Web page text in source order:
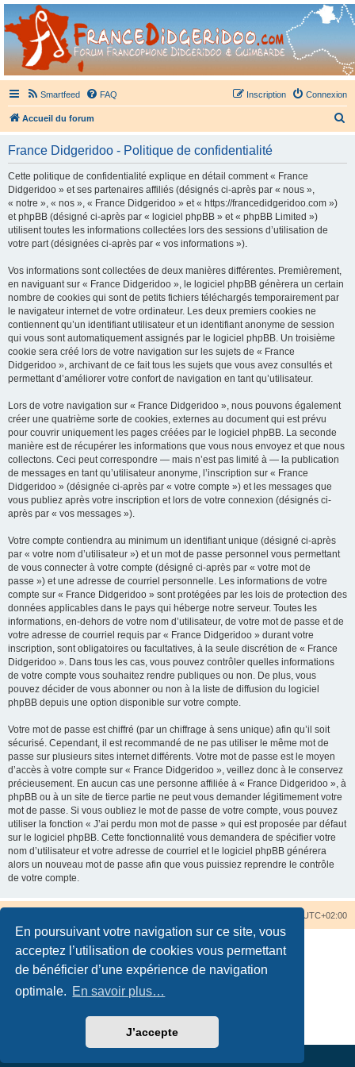
En poursuivant votre navigation sur ce site, vous
acceptez l’utilisation de cookies vous permettant
de bénéficier d’une expérience de navigation
optimale. En savoir plus…
J’accepte
France Didgeridoo
Didgeridoo et Guimbarde sur France Didgeridoo - retrouvez la communauté.
Smartfeed FAQ Connexion
Inscription
Accueil du forum
France Didgeridoo - Politique de confidentialité
Cette politique de confidentialité explique en détail comment « France
Didgeridoo » et ses partenaires affiliés (désignés ci-après par « nous »,
« notre », « nos », « France Didgeridoo » et « https://francedidgeridoo.com »)
et phpBB (désigné ci-après par « logiciel phpBB » et « phpBB Limited »)
utilisent toutes les informations collectées lors des sessions d’utilisation de
votre part (désignées ci-après par « vos informations »).
Vos informations sont collectées de deux manières différentes. Premièrement,
en naviguant sur « France Didgeridoo », le logiciel phpBB génèrera un certain
nombre de cookies qui sont de petits fichiers téléchargés temporairement par
le navigateur internet de votre ordinateur. Les deux premiers cookies ne
contiennent qu’un identifiant utilisateur et un identifiant anonyme de session
qui vous sont automatiquement assignés par le logiciel phpBB. Un troisième
cookie sera créé lors de votre navigation sur les sujets de « France
Didgeridoo », archivant de ce fait tous les sujets que vous avez consultés et
permettant d’améliorer votre confort de navigation en tant qu’utilisateur.
Lors de votre navigation sur « France Didgeridoo », nous pouvons également
créer une quatrième sorte de cookies, externes au document qui est prévu
pour couvrir uniquement les pages créées par le logiciel phpBB. La seconde
manière est de récupérer les informations que vous nous envoyez et que nous
collectons. Ceci peut correspondre — mais n’est pas limité à — la publication
de messages en tant qu’utilisateur anonyme, l’inscription sur « France
Didgeridoo » (désignée ci-après par « votre compte ») et les messages que
vous publiez après votre inscription et lors de votre connexion (désignés ci-
après par « vos messages »).
Votre compte contiendra au minimum un identifiant unique (désigné ci-après
par « votre nom d’utilisateur ») et un mot de passe personnel vous permettant
de vous connecter à votre compte (désigné ci-après par « votre mot de
passe ») et une adresse de courriel personnelle. Les informations de votre
compte sur « France Didgeridoo » sont protégées par les lois de protection des
données applicables dans le pays qui héberge notre serveur. Toutes les
informations, en-dehors de votre nom d’utilisateur, de votre mot de passe et de
votre adresse de courriel requis par « France Didgeridoo » durant votre
inscription, sont obligatoires ou facultatives, à la seule discrétion de « France
Didgeridoo ». Dans tous les cas, vous pouvez contrôler quelles informations
de votre compte vous souhaitez rendre publiques ou non. De plus, vous
pouvez décider de vous abonner ou non à la liste de diffusion du logiciel
phpBB depuis une option disponible sur votre compte.
Votre mot de passe est chiffré (par un chiffrage à sens unique) afin qu’il soit
sécurisé. Cependant, il est recommandé de ne pas utiliser le même mot de
passe sur plusieurs sites internet différents. Votre mot de passe est le moyen
d’accès à votre compte sur « France Didgeridoo », veillez donc à le conservez
précieusement. En aucun cas une personne affiliée à « France Didgeridoo », à
phpBB ou à un site de tierce partie ne peut vous demander légitimement votre
mot de passe. Si vous oubliez le mot de passe de votre compte, vous pouvez
utiliser la fonction « J’ai perdu mon mot de passe » qui est proposée par défaut
sur le logiciel phpBB. Cette fonctionnalité vous demandera de spécifier votre
nom d’utilisateur et votre adresse de courriel et le logiciel phpBB générera
alors un nouveau mot de passe afin que vous puissiez reprendre le contrôle
de votre compte.
UTC+02:00
Traduction française officielle©
Confidentialité